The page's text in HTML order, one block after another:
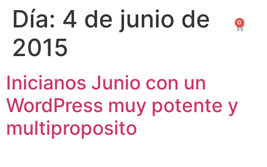
0,00 0
Día: 4 de junio de
2015
Inicianos Junio con un
WordPress muy potente y
multiproposito